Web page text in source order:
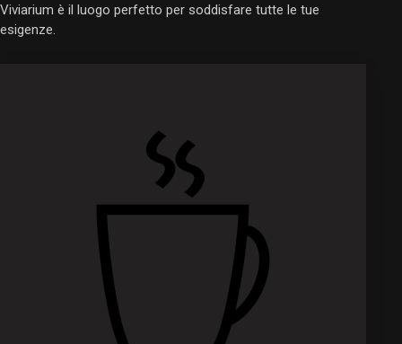
Viviarium è il luogo perfetto per soddisfare tutte le tue
esigenze.